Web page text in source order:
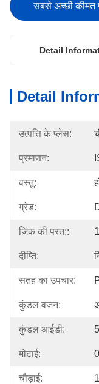
सबसे अच्छी कीमत
Detail
Detail
उत्पत्ति के प्लेस:
प्रमाणन:
वस्तु:
ग्रेड:
जिंक की परत::
दीप्ति:
सतह का उपचार:
कुंडल वजन:
कुंडल आईडी:
मोटाई:
चौड़ाई: